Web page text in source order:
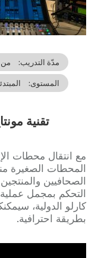
مدّة التدريب من 5 إلى 10 أيام
المستوى
تقنية
Accroche
مع انتقال محطات
المحطات الصغيرة
الصحافيين
التحكم بمجمل عملية
كارلو الدولية،
بطريقة احترافية.